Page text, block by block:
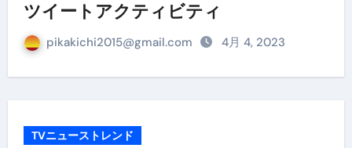
ツイートアクティビティ
pikakichi2015@gmail.com 4月 4, 2023
TVニューストレンド